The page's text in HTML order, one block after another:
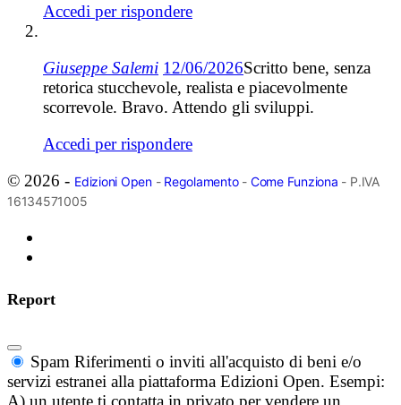
Accedi per rispondere
Giuseppe Salemi 12/06/2026Scritto bene, senza
retorica stucchevole, realista e piacevolmente
scorrevole. Bravo. Attendo gli sviluppi.
Accedi per rispondere
© 2026 - Edizioni Open- Regolamento- Come Funziona - P.IVA
16134571005
Report
Spam Riferimenti o inviti all'acquisto di beni e/o
servizi estranei alla piattaforma Edizioni Open. Esempi:
A) un utente ti contatta in privato per vendere un